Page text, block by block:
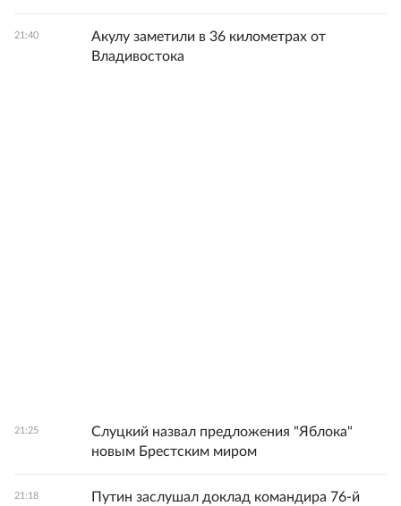
21:40
Акулу заметили в 36 километрах от
Владивостока
21:25
Слуцкий назвал предложения "Яблока"
новым Брестским миром
21:18
Путин заслушал доклад командира 76-й